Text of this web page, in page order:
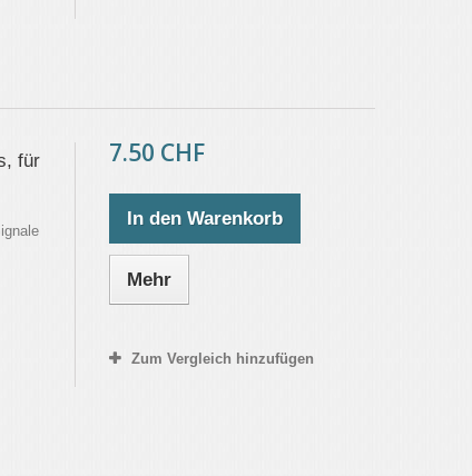
für
7.50 CHF
In den Warenkorb
Mehr
Zum Vergleich hinzufügen